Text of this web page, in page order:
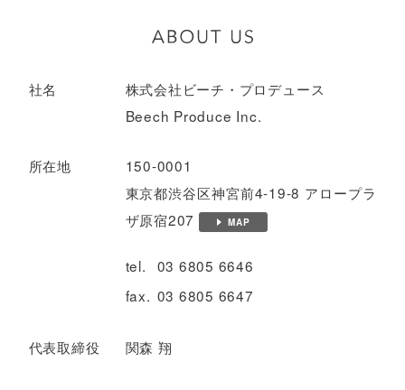
社名
株式会社ビーチ・プロデュース
Beech Produce Inc.
所在地
150-0001
東京都渋谷区神宮前4-19-8 アロープラ
ザ原宿207
MAP
tel.
03 6805 6646
fax. 03 6805 6647
代表取締役 関森 翔